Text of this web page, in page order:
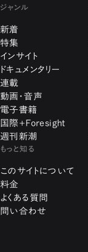
ジャンル
新着
特集
インサイト
ドキュメンタリー
連載
動画・音声
電子書籍
国際+Foresight
週刊新潮
もっと知る
このサイトについて
料金
よくある質問
問い合わせ